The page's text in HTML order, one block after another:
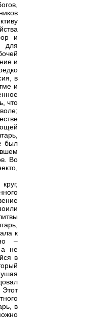
и
для
и
в
и
что
был
Во
к
–
а не
в
в